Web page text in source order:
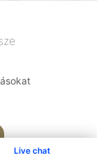
Live chat